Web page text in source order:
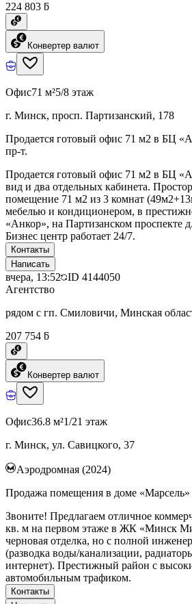
224 803 ƃ
Конвертер валют
Офис71 м²5/8 этаж
г. Минск, просп. Партизанский, 178
Продается готовый офис 71 м2 в БЦ
пр-т.
Продается готовый офис 71 м2 в БЦ
вид и два отдельных кабинета.
помещение 71 м2 из 3 комнат
мебелью и кондиционером, в
«Анкор», на Партизанском проспекте
Бизнес центр работает 24/7.
Контакты
Написать
вчера, 13:52 ID 4144050
Агентство
рядом с гп. Смиловичи, Минская
207 754 ƃ
Конвертер валют
Офис36.8 м²1/21 этаж
г. Минск, ул. Савицкого, 37
Аэродромная (2024)
Продажа помещения в доме «Марсель»
Звоните! Предлагаем отличное
кв. м на первом этаже в ЖК «Минск
черновая отделка, но с полной
(разводка воды/канализации,
интернет). Престижный район с
автомобильным трафиком.
Контакты